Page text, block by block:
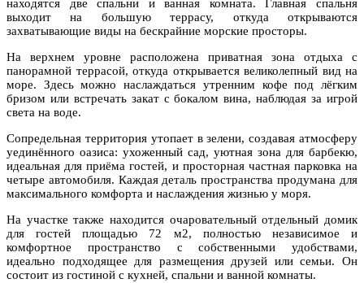
находятся две спальни и ванная комната. Главная спальня
выходит на большую террасу, откуда открываются
захватывающие виды на бескрайние морские просторы.
На верхнем уровне расположена приватная зона отдыха с
панорамной террасой, откуда открывается великолепный вид на
море. Здесь можно наслаждаться утренним кофе под лёгким
бризом или встречать закат с бокалом вина, наблюдая за игрой
света на воде.
Сопредельная территория утопает в зелени, создавая атмосферу
уединённого оазиса: ухоженный сад, уютная зона для барбекю,
идеальная для приёма гостей, и просторная частная парковка на
четыре автомобиля. Каждая деталь пространства продумана для
максимального комфорта и наслаждения жизнью у моря.
На участке также находится очаровательный отдельный домик
для гостей площадью 72 м2, полностью независимое и
комфортное пространство с собственными удобствами,
идеально подходящее для размещения друзей или семьи. Он
состоит из гостиной с кухней, спальни и ванной комнаты.